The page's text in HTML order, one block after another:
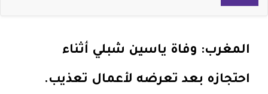
المغرب: وفاة ياسين شبلي أثناء
احتجازه بعد تعرضه لأعمال تعذيب.